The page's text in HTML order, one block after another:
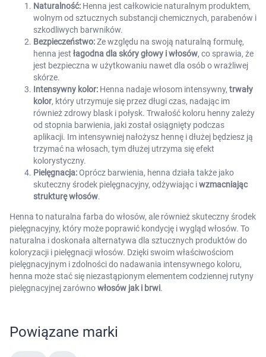
Naturalność: Henna jest całkowicie naturalnym produktem,
wolnym od sztucznych substancji chemicznych, parabenów i
szkodliwych barwników.
Bezpieczeństwo:Ze względu na swoją naturalną formułę,
henna jest łagodna dla skóry głowy i włosów, co sprawia, że
jest bezpieczna w użytkowaniu nawet dla osób o wrażliwej
skórze.
Intensywny kolor: Henna nadaje włosom intensywny, trwały
kolor, który utrzymuje się przez długi czas, nadając im
również zdrowy blask i połysk. Trwałość koloru henny zależy
od stopnia barwienia, jaki został osiągnięty podczas
aplikacji. Im intensywniej nałożysz hennę i dłużej będziesz ją
trzymać na włosach, tym dłużej utrzyma się efekt
kolorystyczny.
Pielęgnacja:Oprócz barwienia, henna działa także jako
skuteczny środek pielęgnacyjny, odżywiając iwzmacniając
strukturę włosów.
Henna to naturalna farba do włosów, ale również skuteczny środek
pielęgnacyjny, który może poprawić kondycję i wygląd włosów. To
naturalna i doskonała alternatywa dla sztucznych produktów do
koloryzacji i pielęgnacji włosów. Dzięki swoim właściwościom
pielęgnacyjnym i zdolności do nadawania intensywnego koloru,
henna może stać się niezastąpionym elementem codziennej rutyny
pielęgnacyjnej zarównowłosów jak i brwi.
Powiązane marki